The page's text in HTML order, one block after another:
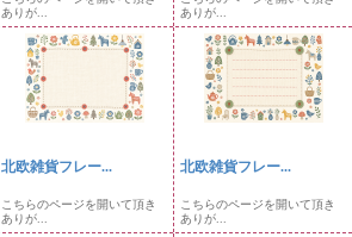
ありが...
ありが...
北欧雑貨フレー...
こちらのページを開いて頂き
ありが...
北欧雑貨フレー...
こちらのページを開いて頂き
ありが...